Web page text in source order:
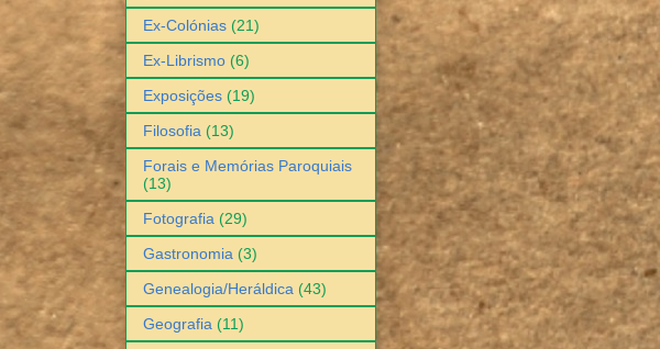
Ex-Colónias (21)
Ex-Librismo (6)
Exposições (19)
Filosofia (13)
Forais e Memórias Paroquiais
(13)
Fotografia (29)
Gastronomia (3)
Genealogia/Heráldica (43)
Geografia (11)